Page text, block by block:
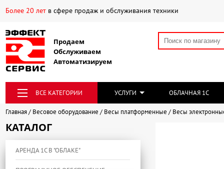
Более 20 летв сфере продаж и обслуживания техники
Продаем
Обслуживаем
Автоматизируем
ВСЕ КАТЕГОРИИ УСЛУГИ ОБЛАЧНАЯ 1С
Главная Весовое оборудование Весы платформенные Весы
КАТАЛОГ
АРЕНДА 1С В "ОБЛАКЕ"